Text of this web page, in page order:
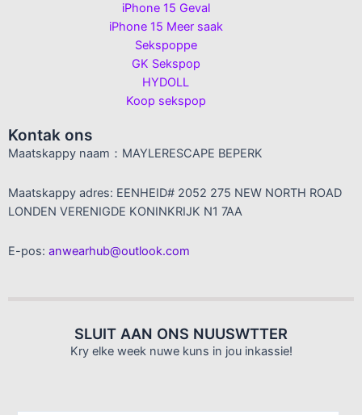
iPhone 15 Geval
iPhone 15 Meer saak
Sekspoppe
GK Sekspop
HYDOLL
Koop sekspop
Kontak ons
Maatskappy naam：MAYLERESCAPE BEPERK
Maatskappy adres: EENHEID# 2052 275 NEW NORTH ROAD
LONDEN VERENIGDE KONINKRIJK N1 7AA
E-pos: anwearhub@outlook.com
SLUIT AAN ONS NUUSWTTER
Kry elke week nuwe kuns in jou inkassie!